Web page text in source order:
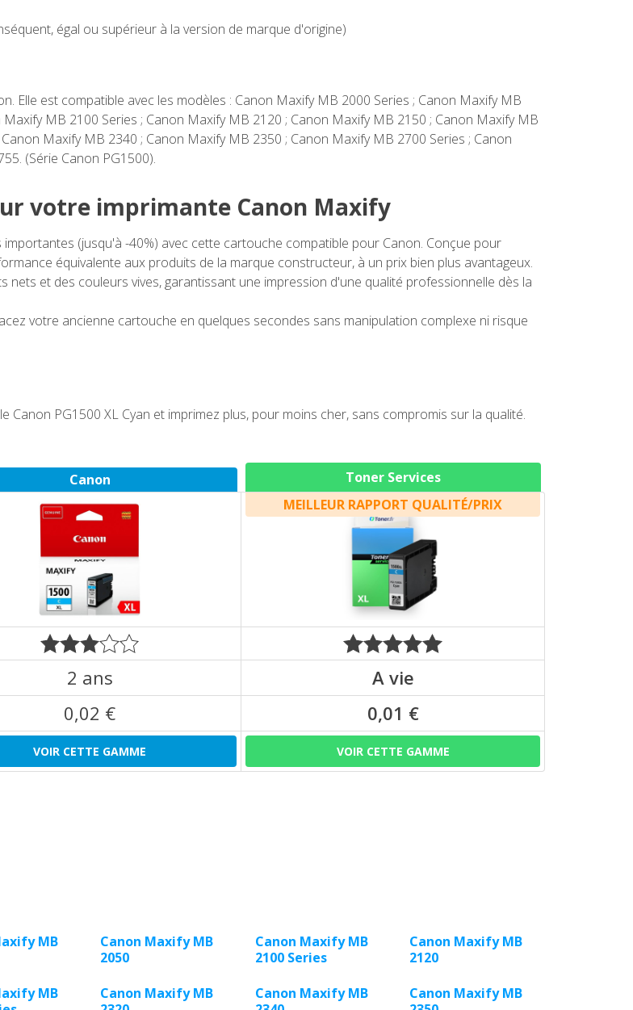
égal ou supérieur à la version de marque d'origine)
Elle est compatible avec les modèles : Canon Maxify MB 2000 Series ; Canon Maxify MB
MB 2100 Series ; Canon Maxify MB 2120 ; Canon Maxify MB 2150 ; Canon Maxify MB
Maxify MB 2340 ; Canon Maxify MB 2350 ; Canon Maxify MB 2700 Series ; Canon
(Série Canon PG1500).
votre imprimante Canon Maxify
importantes (jusqu'à -40%) avec cette cartouche compatible pour Canon. Conçue pour
équivalente aux produits de la marque constructeur, à un prix bien plus avantageux.
nets et des couleurs vives, garantissant une impression d'une qualité professionnelle dès la
votre ancienne cartouche en quelques secondes sans manipulation complexe ni risque
PG1500 XL Cyan et imprimez plus, pour moins cher, sans compromis sur la qualité.
Canon Toner Services
MEILLEUR RAPPORT QUALITÉ/PRIX
2 ans A vie
0,02 € 0,01 €
VOIR CETTE GAMME VOIR CETTE GAMME
MB
Canon Maxify MB
2050
Canon Maxify MB
2100 Series
Canon Maxify MB
2120
MB
Canon Maxify MB
Canon Maxify MB
Canon Maxify MB